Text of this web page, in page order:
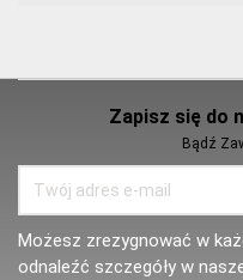
Zapisz się do
Bądź
Możesz zrezygnować w
odnaleźć szczegóły w